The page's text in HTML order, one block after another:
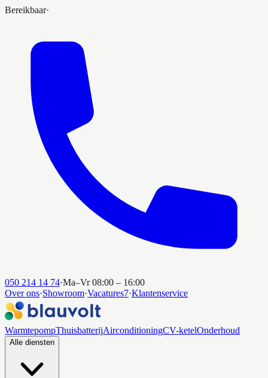
Bereikbaar·
050 214 14 74·Ma–Vr 08:00 – 16:00
Over ons·Showroom·Vacatures7·Klantenservice
WarmtepompThuisbatterijAirconditioningCV-ketelOnderhoud
Alle diensten